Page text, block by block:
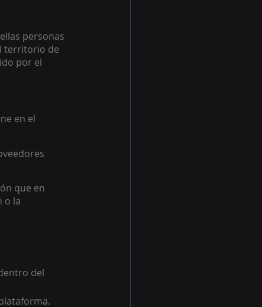
personas
territorio de
por el
en el
que en
o la
del